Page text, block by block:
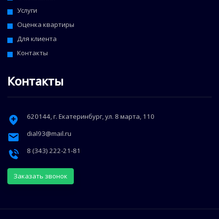
Услуги
Оценка квартиры
Для клиента
Контакты
Контакты
620144, г. Екатеринбург,ул. 8 марта, 110
dial93@mail.ru
8 (343) 222-21-81
Заказать звонок